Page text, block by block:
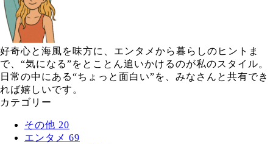
好奇心と海風を味方に、エンタメから暮らしのヒントま
で、“気になる”をとことん追いかけるのが私のスタイル。
日常の中にある“ちょっと面白い”を、みなさんと共有でき
れば嬉しいです。
カテゴリー
その他 20
エンタメ 69